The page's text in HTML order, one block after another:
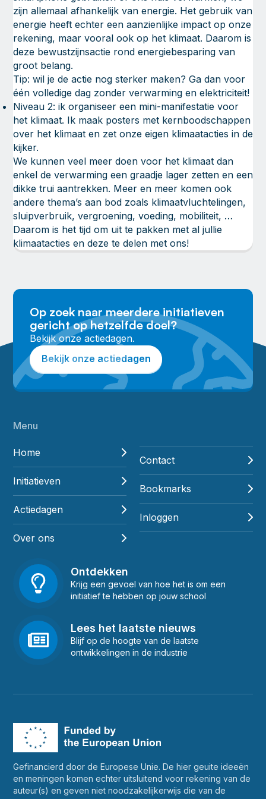
zijn allemaal afhankelijk van energie. Het gebruik van
energie heeft echter een aanzienlijke impact op onze
rekening, maar vooral ook op het klimaat. Daarom is
deze bewustzijnsactie rond energiebesparing van
groot belang.
Tip: wil je de actie nog sterker maken? Ga dan voor
één volledige dag zonder verwarming en elektriciteit!
Niveau 2: ik organiseer een mini-manifestatie voor
het klimaat. Ik maak posters met kernboodschappen
over het klimaat en zet onze eigen klimaatacties in de
kijker.
We kunnen veel meer doen voor het klimaat dan
enkel de verwarming een graadje lager zetten en een
dikke trui aantrekken. Meer en meer komen ook
andere thema’s aan bod zoals klimaatvluchtelingen,
sluipverbruik, vergroening, voeding, mobiliteit, …
Daarom is het tijd om uit te pakken met al jullie
klimaatacties en deze te delen met ons!
Op zoek naar meerdere initiatieven
gericht op hetzelfde doel?
Bekijk onze actiedagen.
Bekijk onze actiedagen
Menu
Home
Initiatieven
Actiedagen
Over ons
Contact
Bookmarks
Inloggen
Ontdekken
Krijg een gevoel van hoe het is om een
initiatief te hebben op jouw school
Lees het laatste nieuws
Blijf op de hoogte van de laatste
ontwikkelingen in de industrie
Gefinancierd door de Europese Unie. De hier geuite ideeën
en meningen komen echter uitsluitend voor rekening van de
auteur(s) en geven niet noodzakelijkerwijs die van de